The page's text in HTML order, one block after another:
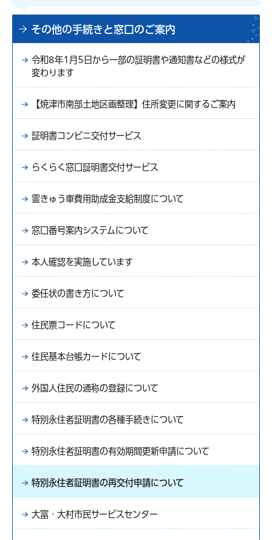
その他の手続きと窓口のご案内
令和8年1月5日から一部の証明書や通知書などの様式が
変わります
【焼津市南部土地区画整理】住所変更に関するご案内
証明書コンビニ交付サービス
らくらく窓口証明書交付サービス
霊きゅう車費用助成金支給制度について
窓口番号案内システムについて
本人確認を実施しています
委任状の書き方について
住民票コードについて
住民基本台帳カードについて
外国人住民の通称の登録について
特別永住者証明書の各種手続きについて
特別永住者証明書の有効期間更新申請について
特別永住者証明書の再交付申請について
大富・大村市民サービスセンター